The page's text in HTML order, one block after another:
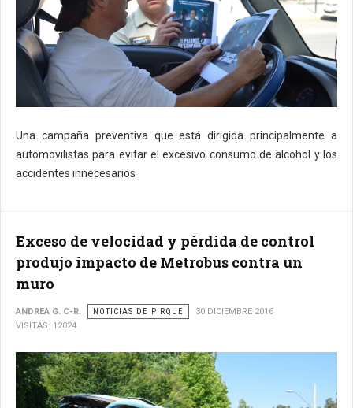
Una campaña preventiva que está dirigida principalmente a
automovilistas para evitar el excesivo consumo de alcohol y los
accidentes innecesarios
Exceso de velocidad y pérdida de control
produjo impacto de Metrobus contra un
muro
ANDREA G. C-R. NOTICIAS DE PIRQUE
30 DICIEMBRE 2016
VISITAS: 12024